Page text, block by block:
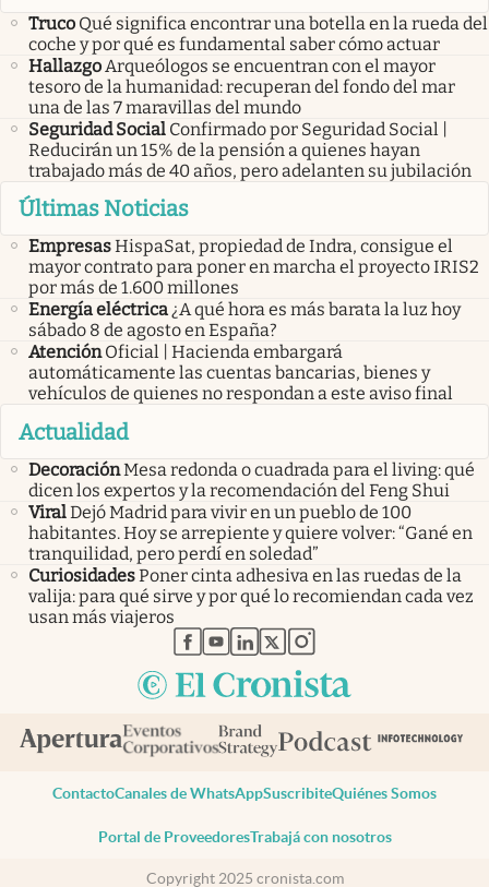
Truco Qué significa encontrar una botella en la rueda del
coche y por qué es fundamental saber cómo actuar
HallazgoArqueólogos se encuentran con el mayor
tesoro de la humanidad: recuperan del fondo del mar
una de las 7 maravillas del mundo
Seguridad Social Confirmado por Seguridad Social |
Reducirán un 15% de la pensión a quienes hayan
trabajado más de 40 años, pero adelanten su jubilación
Últimas Noticias
EmpresasHispaSat, propiedad de Indra, consigue el
mayor contrato para poner en marcha el proyecto IRIS2
por más de 1.600 millones
Energía eléctrica¿A qué hora es más barata la luz hoy
sábado 8 de agosto en España?
Atención Oficial | Hacienda embargará
automáticamente las cuentas bancarias, bienes y
vehículos de quienes no respondan a este aviso final
Actualidad
DecoraciónMesa redonda o cuadrada para el living: qué
dicen los expertos y la recomendación del Feng Shui
ViralDejó Madrid para vivir en un pueblo de 100
habitantes. Hoy se arrepiente y quiere volver: “Gané en
tranquilidad, pero perdí en soledad”
CuriosidadesPoner cinta adhesiva en las ruedas de la
valija: para qué sirve y por qué lo recomiendan cada vez
usan más viajeros
abre en nueva pestaña
abre en nueva pestaña
abre en nueva pestaña
abre en nueva pestaña
abre en nueva pestaña
ContactoCanales de WhatsAppSuscribiteQuiénes Somos
Portal de ProveedoresTrabajá con nosotros
Copyright 2025 cronista.com